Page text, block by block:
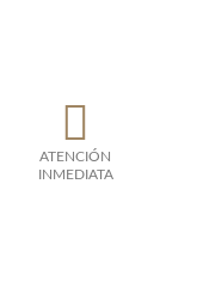
ATENCIÓN
INMEDIATA